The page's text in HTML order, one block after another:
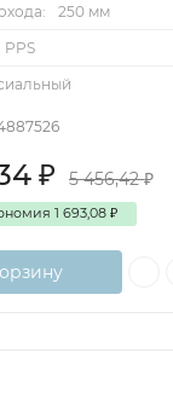
250 мм
PPS
₽ 5 456,42₽
1 693,08 ₽